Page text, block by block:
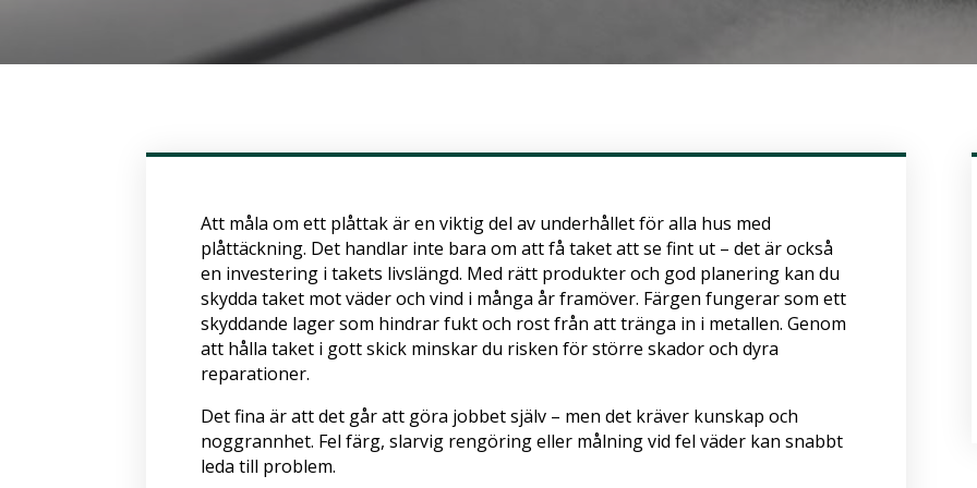
Att måla om ett plåttak är en viktig del av underhållet för alla hus med
plåttäckning. Det handlar inte bara om att få taket att se fint ut – det är också
en investering i takets livslängd. Med rätt produkter och god planering kan du
skydda taket mot väder och vind i många år framöver. Färgen fungerar som ett
skyddande lager som hindrar fukt och rost från att tränga in i metallen. Genom
att hålla taket i gott skick minskar du risken för större skador och dyra
reparationer.
Det fina är att det går att göra jobbet själv – men det kräver kunskap och
noggrannhet. Fel färg, slarvig rengöring eller målning vid fel väder kan snabbt
leda till problem.